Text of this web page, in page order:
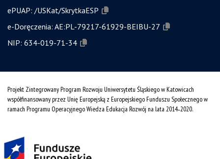
ePUAP: /USKat/SkrytkaESP
e-Doręczenia: AE:PL-79217-61929-BEIBU-27
NIP: 634-019-71-34
Projekt Zintegrowany Program Rozwoju Uniwersytetu Śląskiego w Katowicach
współfinansowany przez Unię Europejską z Europejskiego Funduszu Społecznego w
ramach Programu Operacyjnego Wiedza Edukacja Rozwój na lata 2014˗2020.